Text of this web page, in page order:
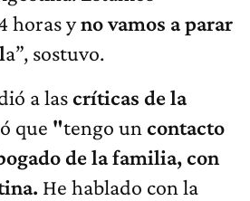
horas yno vamos a parar
a”, sostuvo.
a lascríticas de la
que "tengo un contacto
de la familia, con
He hablado con la